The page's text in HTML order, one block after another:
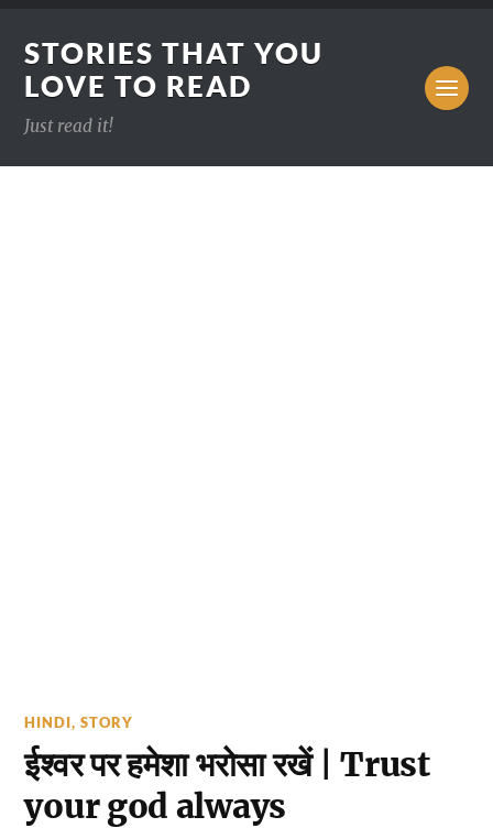
STORIES THAT YOU
LOVE TO READ
Just read it!
HINDI,STORY
ईश्वर पर हमेशा भरोसा रखें | Trust
your god always